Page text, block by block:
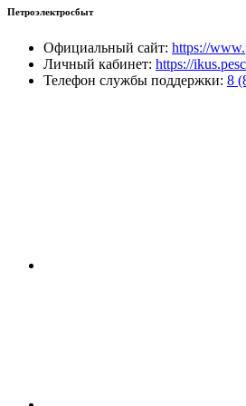
Петроэлектросбыт
Официальный сайт: https://
Личный кабинет: https://
Телефон службы поддержки: 8